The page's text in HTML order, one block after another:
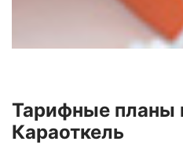
Тарифные планы
Караоткель